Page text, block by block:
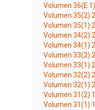
Volumen 36(E
Volumen 35(2)
Volumen 35(1)
Volumen 34(2)
Volumen 34(1)
Volumen 33(2)
Volumen 33(1)
Volumen 32(2)
Volumen 32(1)
Volumen 31(2)
Volumen 31(1)